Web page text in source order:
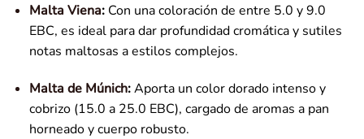
Malta Viena:Con una coloración de entre 5.0 y 9.0
EBC, es ideal para dar profundidad cromática y sutiles
notas maltosas a estilos complejos.
Malta de Múnich:Aporta un color dorado intenso y
cobrizo (15.0 a 25.0 EBC), cargado de aromas a pan
horneado y cuerpo robusto.